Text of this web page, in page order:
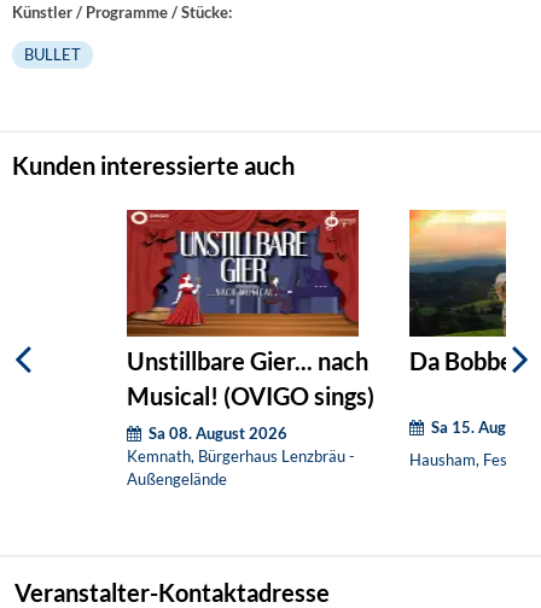
Künstler / Programme / Stücke:
BULLET
Kunden interessierte auch
Unstillbare Gier... nach
Musical! (OVIGO sings)
Sa 08. August 2026
Kemnath, Bürgerhaus Lenzbräu -
Außengelände
Da Bobbe:
Sa 15. August
Hausham,
Veranstalter-Kontaktadresse